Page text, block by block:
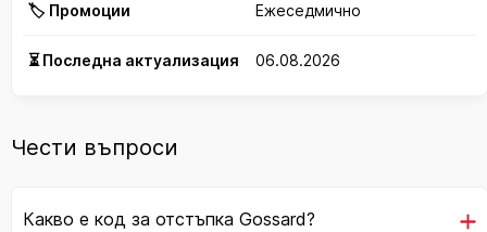
🏷️ Промоции Ежеседмично
⏳ Последна актуализация 06.08.2026
Чести въпроси
Какво е код за отстъпка Gossard?